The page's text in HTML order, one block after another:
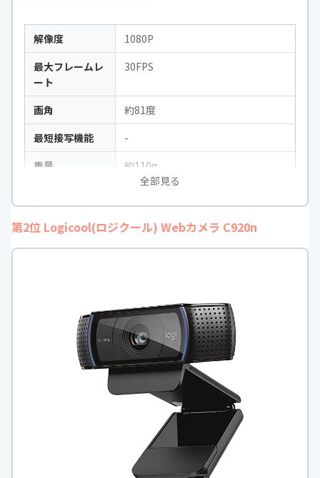
解像度
1080P
最大フレームレ
ート
30FPS
画角
約81度
最短接写機能
-
重量
約110g
全部見る
第2位 Logicool(ロジクール) Webカメラ C920n